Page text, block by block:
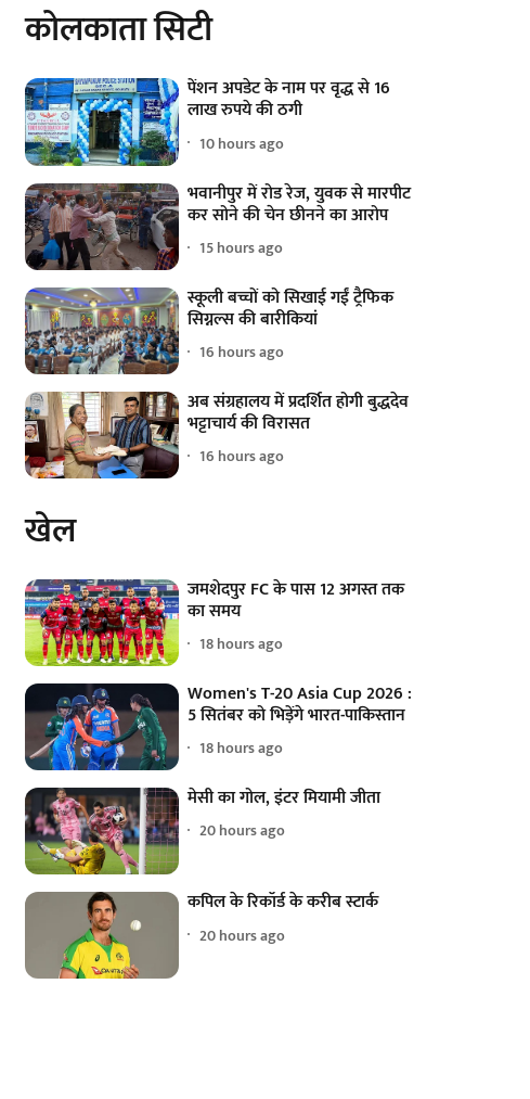
कोलकाता सिटी
पेंशन अपडेट के नाम पर वृद्ध से 16
लाख रुपये की ठगी
10 hours ago
भवानीपुर में रोड रेज, युवक से मारपीट
कर सोने की चेन छीनने का आरोप
15 hours ago
स्कूली बच्चों को सिखाई गईं ट्रैफिक
सिग्नल्स की बारीकियां
16 hours ago
अब संग्रहालय में प्रदर्शित होगी बुद्धदेव
भट्टाचार्य की विरासत
16 hours ago
खेल
जमशेदपुर FC के पास 12 अगस्त तक
का समय
18 hours ago
Women's T-20 Asia Cup 2026 :
5 सितंबर को भिड़ेंगे भारत-पाकिस्तान
18 hours ago
मेसी का गोल, इंटर मियामी जीता
20 hours ago
कपिल के रिकॉर्ड के करीब स्टार्क
20 hours ago